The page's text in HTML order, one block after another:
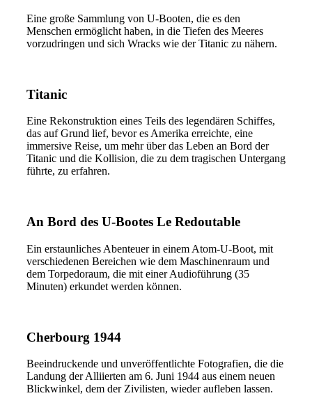
Eine große Sammlung von U-Booten, die es den
Menschen ermöglicht haben, in die Tiefen des Meeres
vorzudringen und sich Wracks wie der Titanic zu nähern.
Titanic
Eine Rekonstruktion eines Teils des legendären Schiffes,
das auf Grund lief, bevor es Amerika erreichte, eine
immersive Reise, um mehr über das Leben an Bord der
Titanic und die Kollision, die zu dem tragischen Untergang
führte, zu erfahren.
An Bord des U-Bootes Le Redoutable
Ein erstaunliches Abenteuer in einem Atom-U-Boot, mit
verschiedenen Bereichen wie dem Maschinenraum und
dem Torpedoraum, die mit einer Audioführung (35
Minuten) erkundet werden können.
Cherbourg 1944
Beeindruckende und unveröffentlichte Fotografien, die die
Landung der Alliierten am 6. Juni 1944 aus einem neuen
Blickwinkel, dem der Zivilisten, wieder aufleben lassen.